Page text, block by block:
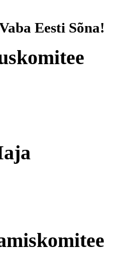
Eesti Sõna!